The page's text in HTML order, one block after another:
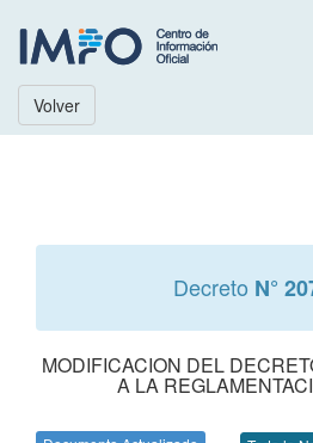
Volver
Decreto N°
MODIFICACION DEL
A LA